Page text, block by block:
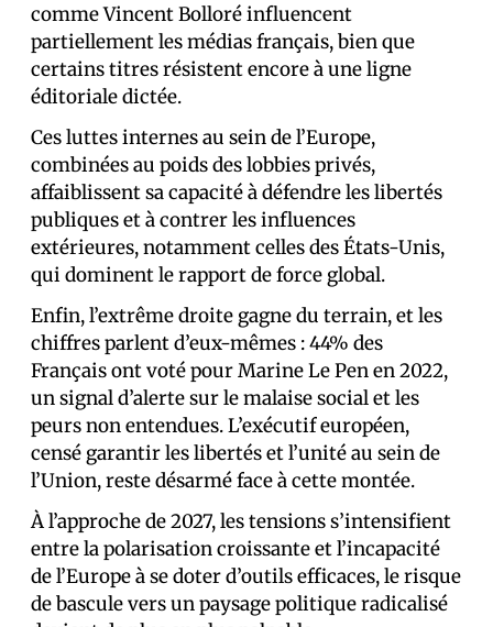
comme Vincent Bolloré influencent
partiellement les médias français, bien que
certains titres résistent encore à une ligne
éditoriale dictée.
Ces luttes internes au sein de l’Europe,
combinées au poids des lobbies privés,
affaiblissent sa capacité à défendre les libertés
publiques et à contrer les influences
extérieures, notamment celles des États-Unis,
qui dominent le rapport de force global.
Enfin, l’extrême droite gagne du terrain, et les
chiffres parlent d’eux-mêmes : 44% des
Français ont voté pour Marine Le Pen en 2022,
un signal d’alerte sur le malaise social et les
peurs non entendues. L’exécutif européen,
censé garantir les libertés et l’unité au sein de
l’Union, reste désarmé face à cette montée.
À l’approche de 2027, les tensions s’intensifient
entre la polarisation croissante et l’incapacité
de l’Europe à se doter d’outils efficaces, le risque
de bascule vers un paysage politique radicalisé